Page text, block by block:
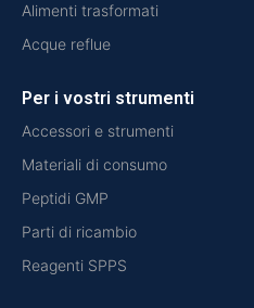
Alimenti trasformati
Acque reflue
Per i vostri strumenti
Accessori e strumenti
Materiali di consumo
Peptidi GMP
Parti di ricambio
Reagenti SPPS